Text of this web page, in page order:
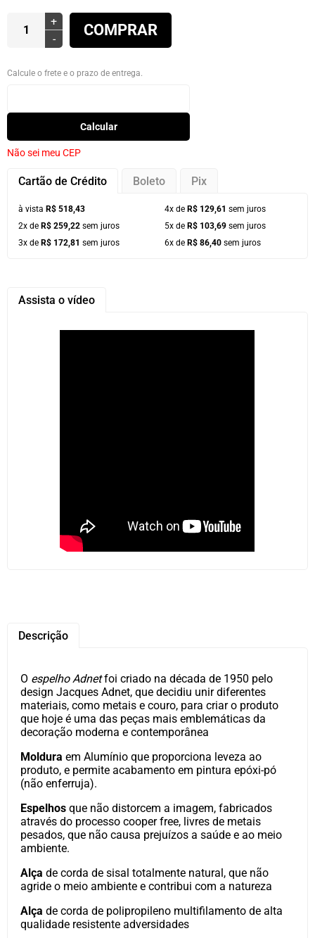
+
-
COMPRAR
Calcule o frete e o prazo de entrega.
Calcular
Não sei meu CEP
Cartão de Crédito Boleto Pix
à vista R$ 518,43
2x de R$ 259,22 sem juros
3x de R$ 172,81 sem juros
4x de R$ 129,61 sem juros
5x de R$ 103,69 sem juros
6x de R$ 86,40 sem juros
Assista o vídeo
Descrição
O espelho Adnetfoi criado na década de 1950 pelo
design Jacques Adnet, que decidiu unir diferentes
materiais, como metais e couro, para criar o produto
que hoje é uma das peças mais emblemáticas da
decoração moderna e contemporânea
Moldura em Alumínio que proporciona leveza ao
produto, e permite acabamento em pintura epóxi-pó
(não enferruja).
Espelhos que não distorcem a imagem, fabricados
através do processo cooper free, livres de metais
pesados, que não causa prejuízos a saúde e ao meio
ambiente.
Alça de corda de sisal totalmente natural, que não
agride o meio ambiente e contribui com a natureza
Alça de corda de polipropileno multifilamento de alta
qualidade resistente adversidades